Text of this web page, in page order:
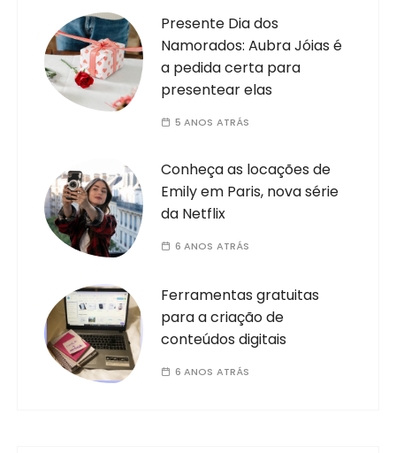
Presente Dia dos
Namorados: Aubra Jóias é
a pedida certa para
presentear elas
5 ANOS ATRÁS
Conheça as locações de
Emily em Paris, nova série
da Netflix
6 ANOS ATRÁS
Ferramentas gratuitas
para a criação de
conteúdos digitais
6 ANOS ATRÁS